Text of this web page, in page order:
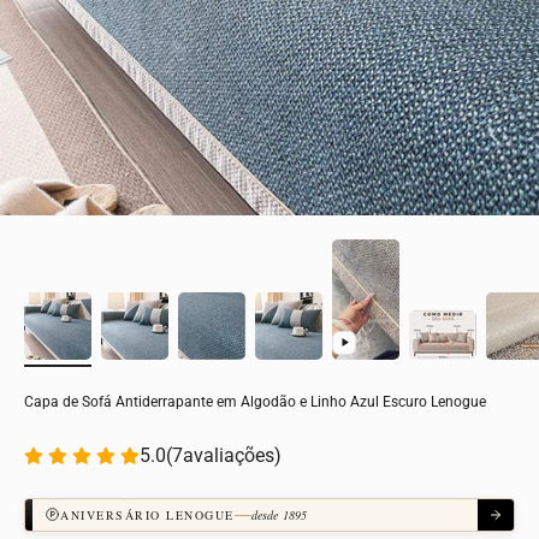
Capa de Sofá Antiderrapante em Algodão e Linho Azul Escuro Lenogue
5.0(7avaliações)
ANIVERSÁRIO LENOGUE desde 1895